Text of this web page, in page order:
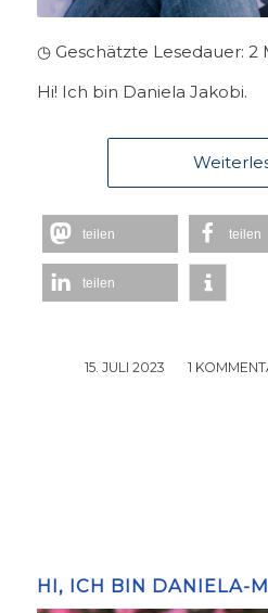
◷ Geschätzte Lesedauer: 2
Hi! Ich bin Daniela Jakobi.
teilen teilen
teilen
15. JULI 2023
/ 1 /
HI, ICH BIN DANIELA-